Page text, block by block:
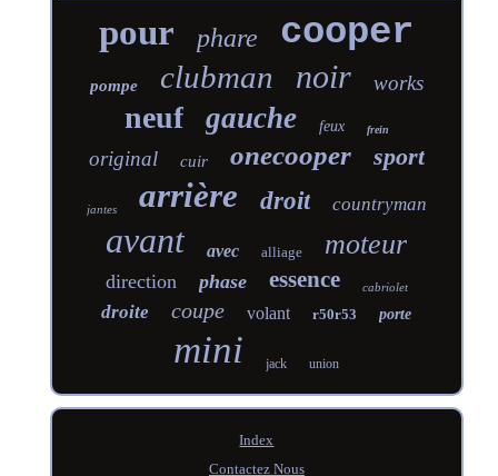
pour phare cooper
pompe clubman noir works
neuf gauche feux frein
original cuir onecooper sport
jantes arrière droit countryman
avant avec alliage moteur
direction phase essence cabriolet
droite coupe volant r50r53 porte
mini jack union
Index
Contactez Nous